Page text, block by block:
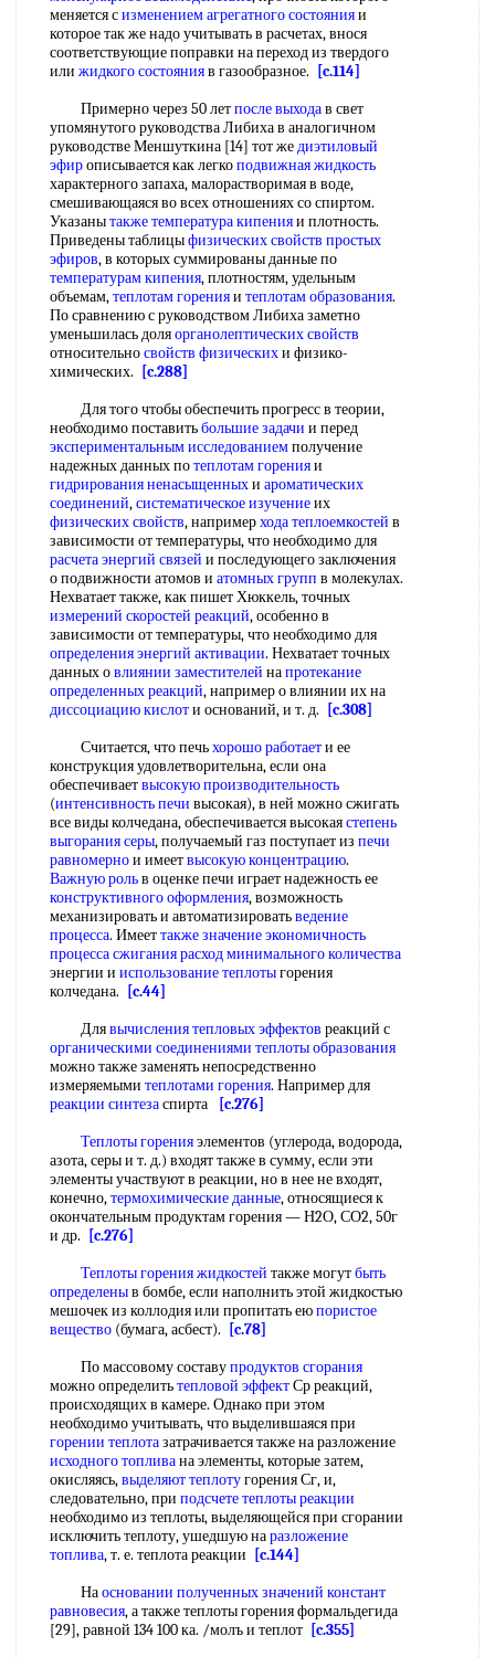
меняется сизменением агрегатного состоянияи
которое так же надо учитывать в расчетах, внося
соответствующие поправки на переход из твердого
или жидкого состоянияв газообразное.
[c.114]
Примерно через 50 летпосле выходав свет
упомянутого руководства Либиха в аналогичном
руководстве Меншуткина [14] тот жедиэтиловый
эфирописывается как легкоподвижная жидкость
характерного запаха, малорастворимая в воде,
смешивающаяся во всех отношениях со спиртом.
Указанытакже температура кипенияи плотность.
Приведены таблицыфизических свойств простых
эфиров, в которых суммированы данные по
температурам кипения, плотностям, удельным
объемам,теплотам горенияи теплотам образования.
По сравнению с руководством Либиха заметно
уменьшилась доляорганолептических свойств
относительносвойств физическихи физико-
химических.
[c.288]
Для того чтобы обеспечить прогресс в теории,
необходимо поставитьбольшие задачи и перед
экспериментальным исследованиемполучение
надежных данных потеплотам горенияи
гидрирования ненасыщенныхи ароматических
соединений,систематическое изучениеих
физических свойств, напримерхода теплоемкостей в
зависимости от температуры, что необходимо для
расчета энергий связей и последующего заключения
о подвижности атомов и атомных групп в молекулах.
Нехватает также, как пишет Хюккель, точных
измерений скоростей реакций, особенно в
зависимости от температуры, что необходимо для
определения энергий активации. Нехватает точных
данных овлиянии заместителей напротекание
определенных реакций, например о влиянии их на
диссоциацию кислоти оснований, и т. д.
[c.308]
Считается, что печьхорошо работаети ее
конструкция удовлетворительна, если она
обеспечиваетвысокую производительность
(интенсивность печи высокая), в ней можно сжигать
все виды колчедана, обеспечивается высокаястепень
выгорания серы, получаемый газ поступает из печи
равномернои имеетвысокую концентрацию.
Важную рольв оценке печи играет надежность ее
конструктивного оформления, возможность
механизировать и автоматизироватьведение
процесса. Имееттакже значениеэкономичность
процессасжигания расходминимального количества
энергии и использование теплотыгорения
колчедана.
[c.44]
Длявычисления тепловых эффектов реакций с
органическими соединениями теплоты образования
можно также заменять непосредственно
измеряемыми теплотами горения. Например для
реакции синтезаспирта
[c.276]
Теплоты горенияэлементов (углерода, водорода,
азота, серы и т. д.) входят также в сумму, если эти
элементы участвуют в реакции, но в нее не входят,
конечно,термохимические данные, относящиеся к
окончательным продуктам горения — Н2О, СО2, 50г
и др.
[c.276]
Теплоты горения жидкостей также могутбыть
определеныв бомбе, если наполнить этой жидкостью
мешочек из коллодия или пропитать еюпористое
вещество (бумага, асбест).
[c.78]
По массовому составупродуктов сгорания
можно определитьтепловой эффектСр реакций,
происходящих в камере. Однако при этом
необходимо учитывать, что выделившаяся при
горении теплотазатрачивается также на разложение
исходного топливана элементы, которые затем,
окисляясь,выделяют теплотугорения Сг, и,
следовательно, при подсчете теплоты реакции
необходимо из теплоты, выделяющейся при сгорании
исключить теплоту, ушедшую наразложение
топлива, т. е. теплота реакции
[c.144]
Наосновании полученныхзначений констант
равновесия, а также теплоты горения формальдегида
[29], равной 134 100 ка. /молъ и теплот [c.355]